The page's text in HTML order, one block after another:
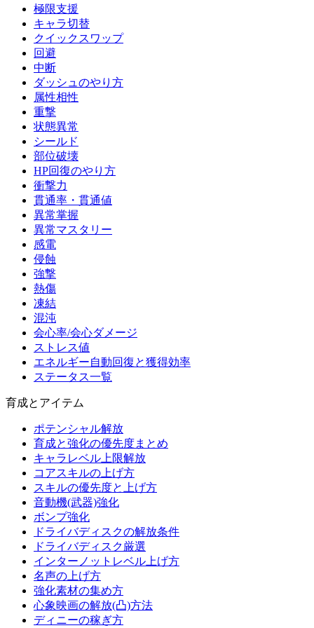
極限支援
キャラ切替
クイックスワップ
回避
中断
ダッシュのやり方
属性相性
重撃
状態異常
シールド
部位破壊
HP回復のやり方
衝撃力
貫通率・貫通値
異常掌握
異常マスタリー
感電
侵蝕
強撃
熱傷
凍結
混沌
会心率/会心ダメージ
ストレス値
エネルギー自動回復と獲得効率
ステータス一覧
育成とアイテム
ポテンシャル解放
育成と強化の優先度まとめ
キャラレベル上限解放
コアスキルの上げ方
スキルの優先度と上げ方
音動機(武器)強化
ボンプ強化
ドライバディスクの解放条件
ドライバディスク厳選
インターノットレベル上げ方
名声の上げ方
強化素材の集め方
心象映画の解放(凸)方法
ディニーの稼ぎ方